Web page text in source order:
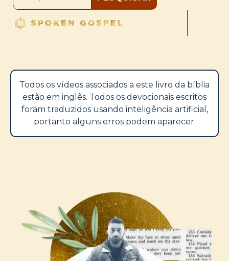
Todos os vídeos associados a este livro da bíblia
estão em inglês. Todos os devocionais escritos
foram traduzidos usando inteligência artificial,
portanto alguns erros podem aparecer.